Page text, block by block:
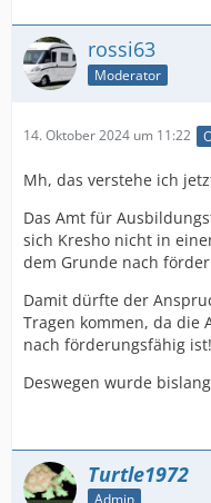
rossi63
Moderator
14. Oktober 2024 um 11:22
Mh, das verstehe ich
Das Amt für
sich Kresho nicht in
dem Grunde nach
Damit dürfte der
Tragen kommen, da die
nach förderungsfähig ist!
Deswegen wurde
Turtle1972